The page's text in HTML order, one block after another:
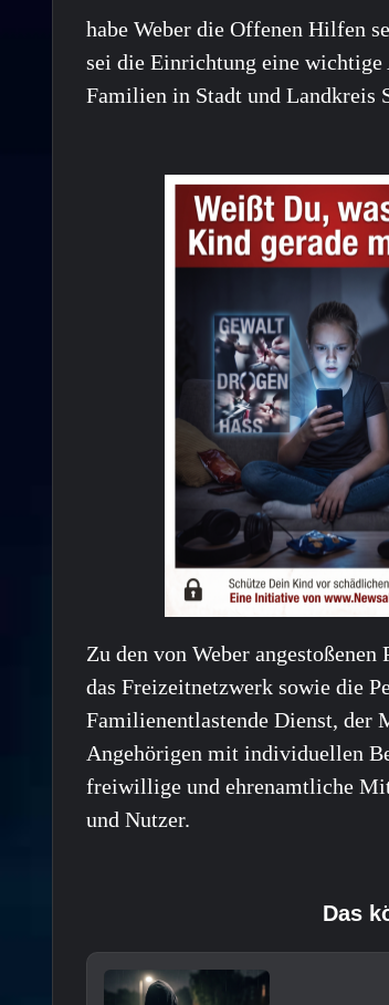
habe Weber die Offenen Hilfen
sei die Einrichtung eine
Familien in Stadt und Landkreis
Zu den von Weber
das Freizeitnetzwerk sowie die
Familienentlastende Dienst, der
Angehörigen mit individuellen
freiwillige und ehrenamtliche
und Nutzer.
Das